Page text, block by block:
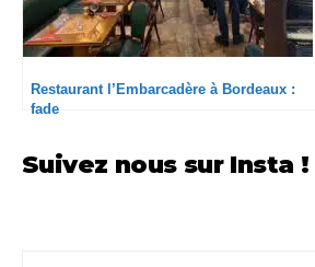
Restaurant l’Embarcadère à Bordeaux :
fade
Suivez nous sur Insta !